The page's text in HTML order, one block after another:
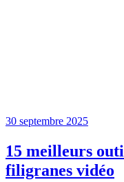
30 septembre 2025
15 meilleurs
filigranes vidéo